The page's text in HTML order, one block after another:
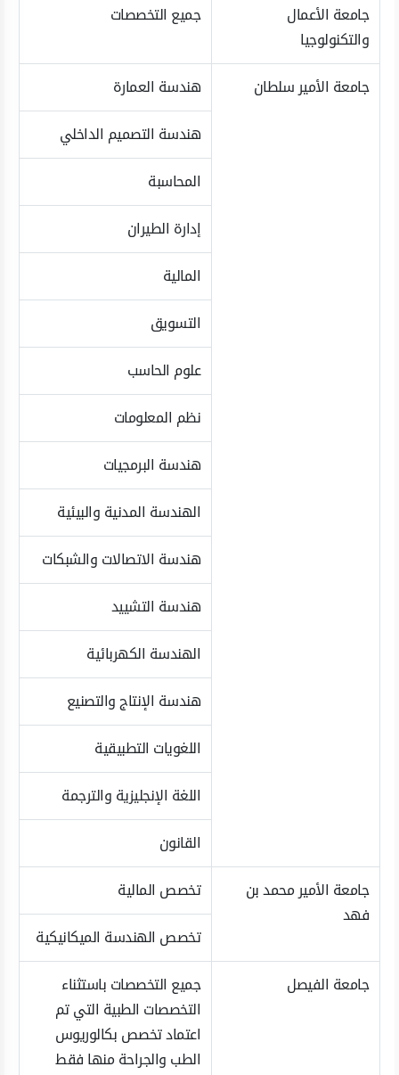
جامعة الأعمال
والتكنولوجيا
جميع التخصصات
جامعة الأمير سلطان
هندسة العمارة
هندسة التصميم الداخلي
المحاسبة
إدارة الطيران
المالية
التسويق
علوم الحاسب
نظم المعلومات
هندسة البرمجيات
الهندسة المدنية والبيئية
هندسة الاتصالات والشبكات
هندسة التشييد
الهندسة الكهربائية
هندسة الإنتاج والتصنيع
اللغويات التطبيقية
اللغة الإنجليزية والترجمة
القانون
جامعة الأمير محمد بن
فهد
تخصص المالية
تخصص الهندسة الميكانيكية
جامعة الفيصل
جميع التخصصات باستثناء
التخصصات الطبية التي تم
اعتماد تخصص بكالوريوس
الطب والجراحة منها فقط